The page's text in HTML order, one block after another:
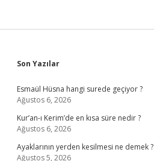
Sidebar
Son Yazılar
Esmaül Hüsna hangi surede geçiyor ?
Ağustos 6, 2026
Kur’an-ı Kerim’de en kısa süre nedir ?
Ağustos 6, 2026
Ayaklarının yerden kesilmesi ne demek ?
Ağustos 5, 2026